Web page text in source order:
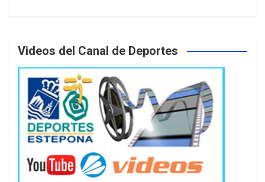
Videos del Canal de Deportes